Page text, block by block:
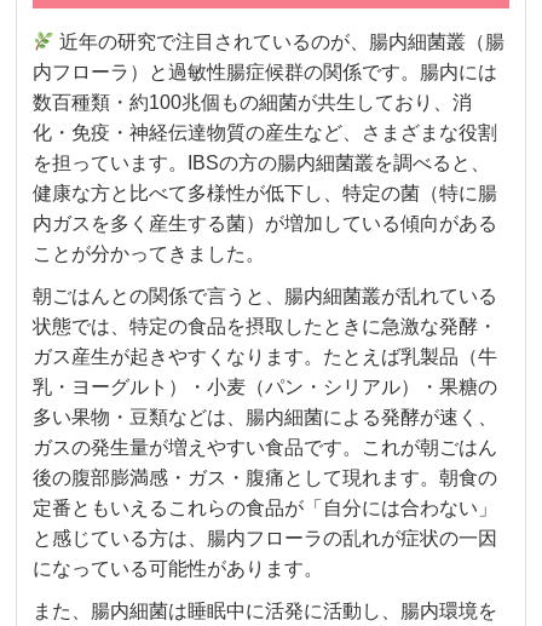
近年の研究で注目されているのが、腸内細菌叢（腸
内フローラ）と過敏性腸症候群の関係です。腸内には
数百種類・約100兆個もの細菌が共生しており、消
化・免疫・神経伝達物質の産生など、さまざまな役割
を担っています。IBSの方の腸内細菌叢を調べると、
健康な方と比べて多様性が低下し、特定の菌（特に腸
内ガスを多く産生する菌）が増加している傾向がある
ことが分かってきました。
朝ごはんとの関係で言うと、腸内細菌叢が乱れている
状態では、特定の食品を摂取したときに急激な発酵・
ガス産生が起きやすくなります。たとえば乳製品（牛
乳・ヨーグルト）・小麦（パン・シリアル）・果糖の
多い果物・豆類などは、腸内細菌による発酵が速く、
ガスの発生量が増えやすい食品です。これが朝ごはん
後の腹部膨満感・ガス・腹痛として現れます。朝食の
定番ともいえるこれらの食品が「自分には合わない」
と感じている方は、腸内フローラの乱れが症状の一因
になっている可能性があります。
また、腸内細菌は睡眠中に活発に活動し、腸内環境を